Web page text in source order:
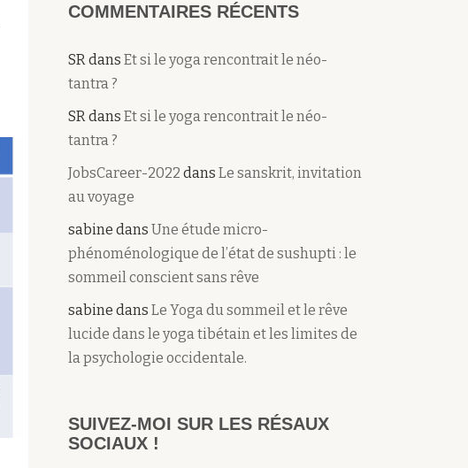
COMMENTAIRES RÉCENTS
SRdans Et si le yoga rencontrait le néo-
tantra ?
SRdans Et si le yoga rencontrait le néo-
tantra ?
JobsCareer-2022 dans Le sanskrit, invitation
au voyage
sabine dans Une étude micro-
phénoménologique de l’état de sushupti : le
sommeil conscient sans rêve
sabine dans Le Yoga du sommeil et le rêve
lucide dans le yoga tibétain et les limites de
la psychologie occidentale.
SUIVEZ-MOI SUR LES RÉSAUX
SOCIAUX !